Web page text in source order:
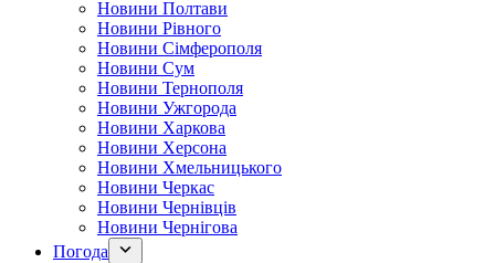
Новини Полтави
Новини Рівного
Новини Сімферополя
Новини Сум
Новини Тернополя
Новини Ужгорода
Новини Харкова
Новини Херсона
Новини Хмельницького
Новини Черкас
Новини Чернівців
Новини Чернігова
Погода